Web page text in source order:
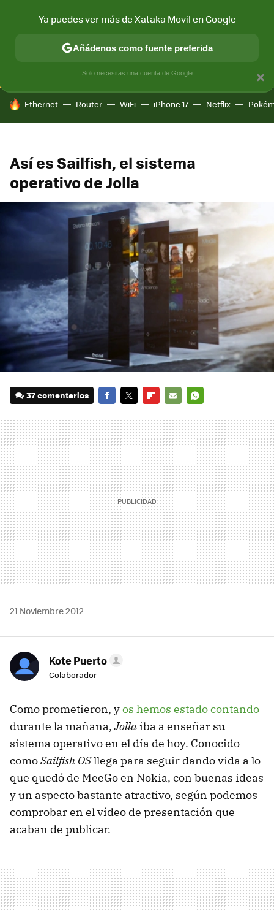
CONECTIVIDAD MÓVIL Y SOCIEDAD APLICACIONES
HOY SE HABLA DE
Ethernet Router WiFi iPhone 17 Netflix
Así es Sailfish, el sistema
operativo de Jolla
37 comentarios
MAIL
21 Noviembre 2012
Kote Puerto
Colaborador
Como prometieron, yos hemos estado contando
durante la mañana,Jolla iba a enseñar su
sistema operativo en el día de hoy. Conocido
comoSailfish OSllega para seguir dando vida a lo
que quedó de MeeGo en Nokia, con buenas ideas
y un aspecto bastante atractivo, según podemos
comprobar en el vídeo de presentación que
acaban de publicar.
×
Ya puedes ver más de Xataka Movil en Google
Añádenos como fuente preferida
Solo necesitas una cuenta de Google